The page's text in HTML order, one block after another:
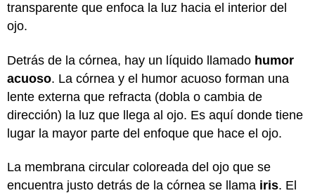
transparente que enfoca la luz hacia el interior del
ojo.
Detrás de la córnea, hay un líquido llamado humor
acuoso. La córnea y el humor acuoso forman una
lente externa que refracta (dobla o cambia de
dirección) la luz que llega al ojo. Es aquí donde tiene
lugar la mayor parte del enfoque que hace el ojo.
La membrana circular coloreada del ojo que se
encuentra justo detrás de la córnea se llama iris. El